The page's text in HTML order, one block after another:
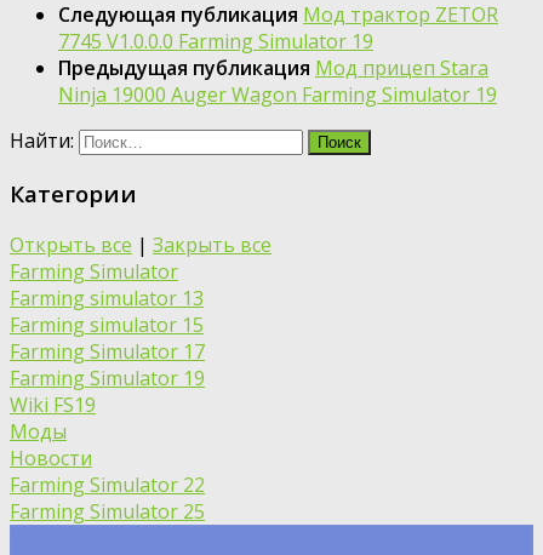
Следующая публикация Мод трактор ZETOR
7745 V1.0.0.0 Farming Simulator 19
Предыдущая публикация Мод прицеп Stara
Ninja 19000 Auger Wagon Farming Simulator 19
Найти:
Категории
Открыть все | Закрыть все
Farming Simulator
Farming simulator 13
Farming simulator 15
Farming Simulator 17
Farming Simulator 19
Wiki FS19
Моды
Новости
Farming Simulator 22
Farming Simulator 25